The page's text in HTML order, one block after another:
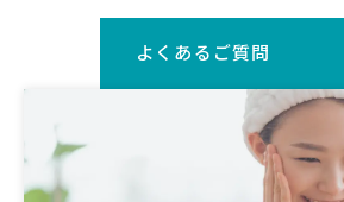
よくあるご質問